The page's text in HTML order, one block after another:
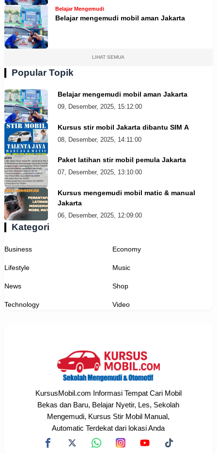
Belajar Mengemudi
Belajar mengemudi mobil aman Jakarta
LIHAT SEMUA
Popular Topik
Belajar mengemudi mobil aman Jakarta
09, Desember, 2025, 15:12:00
Kursus stir mobil Jakarta dibantu SIM A
08, Desember, 2025, 14:11:00
Paket latihan stir mobil pemula Jakarta
07, Desember, 2025, 13:10:00
Kursus mengemudi mobil matic & manual
Jakarta
06, Desember, 2025, 12:09:00
Kategori
Business Economy
Lifestyle Music
News Shop
Technology Video
KursusMobil.com Informasi Tempat Cari Mobil
Bekas dan Baru, Belajar Nyetir, Les, Sekolah
Mengemudi, Kursus Stir Mobil Manual,
Automatic Terdekat dari lokasi Anda